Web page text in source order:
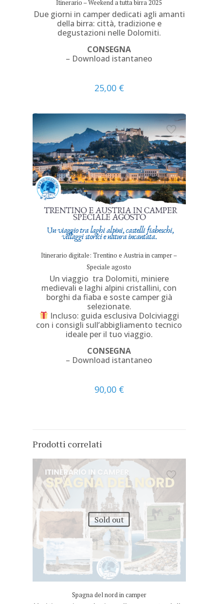
Itinerario – Weekend a tutta birra 2025
Due giorni in camper dedicati agli amanti
della birra: città, tradizione e
degustazioni nelle Dolomiti.
CONSEGNA
– Download istantaneo
25,00 €
Itinerario digitale: Trentino e Austria in camper –
Speciale agosto
Un viaggio tra Dolomiti, miniere
medievali e laghi alpini cristallini, con
borghi da fiaba e soste camper già
selezionate.
Incluso: guida esclusiva Dolciviaggi
con i consigli sull’abbigliamento tecnico
ideale per il tuo viaggio.
CONSEGNA
– Download istantaneo
90,00 €
Prodotti correlati
Sold out
Spagna del nord in camper